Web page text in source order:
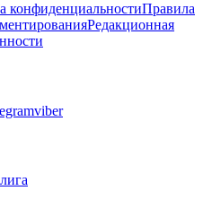
конфиденциальностиПравила
Редакционная
viber